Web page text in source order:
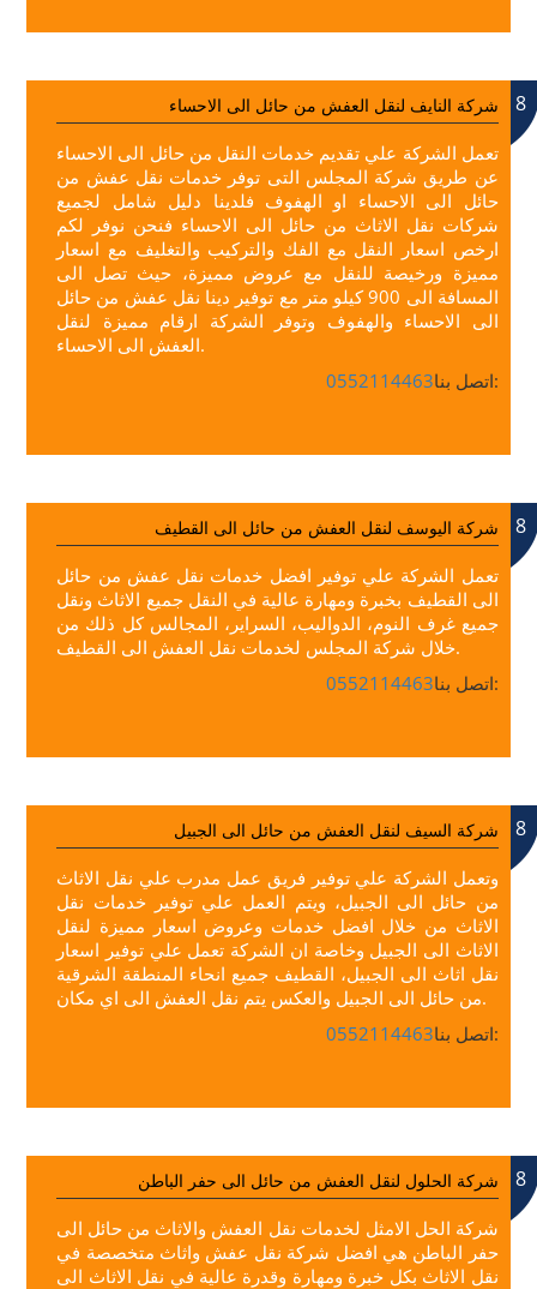
8 شركة النايف لنقل العفش من حائل الى الاحساء
تعمل الشركة علي تقديم خدمات النقل من حائل الى الاحساء
عن طريق شركة المجلس التى توفر خدمات نقل عفش من
حائل الى الاحساء او الهفوف فلدينا دليل شامل لجميع
شركات نقل الاثاث من حائل الى الاحساء فنحن نوفر لكم
ارخص اسعار النقل مع الفك والتركيب والتغليف مع اسعار
مميزة ورخيصة للنقل مع عروض مميزة، حيث تصل الى
المسافة الى 900 كيلو متر مع توفير دينا نقل عفش من حائل
الى الاحساء والهفوف وتوفر الشركة ارقام مميزة لنقل
العفش الى الاحساء.
0552114463
اتصل بنا:
8 شركة اليوسف لنقل العفش من حائل الى القطيف
تعمل الشركة علي توفير افضل خدمات نقل عفش من حائل
الى القطيف بخبرة ومهارة عالية في النقل جميع الاثاث ونقل
جميع غرف النوم، الدواليب، السراير، المجالس كل ذلك من
خلال شركة المجلس لخدمات نقل العفش الى القطيف.
0552114463
اتصل بنا:
8 شركة السيف لنقل العفش من حائل الى الجبيل
وتعمل الشركة علي توفير فريق عمل مدرب علي نقل الاثاث
من حائل الى الجبيل، ويتم العمل علي توفير خدمات نقل
الاثاث من خلال افضل خدمات وعروض اسعار مميزة لنقل
الاثاث الى الجبيل وخاصة ان الشركة تعمل علي توفير اسعار
نقل اثاث الى الجبيل، القطيف جميع انحاء المنطقة الشرقية
من حائل الى الجبيل والعكس يتم نقل العفش الى اي مكان.
0552114463
اتصل بنا:
8 شركة الحلول لنقل العفش من حائل الى حفر الباطن
شركة الحل الامثل لخدمات نقل العفش والاثاث من حائل الى
حفر الباطن هي افضل شركة نقل عفش واثاث متخصصة في
نقل الاثاث بكل خبرة ومهارة وقدرة عالية في نقل الاثاث الى